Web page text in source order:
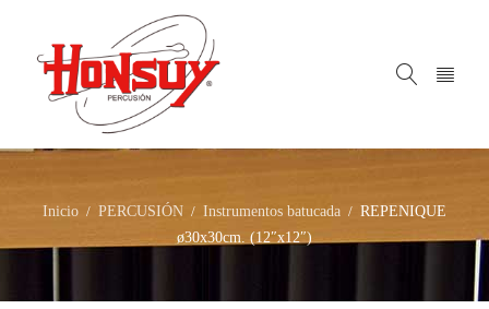
Inicio / PERCUSIÓN / Instrumentos batucada / REPENIQUE
ø30x30cm. (12″x12″)